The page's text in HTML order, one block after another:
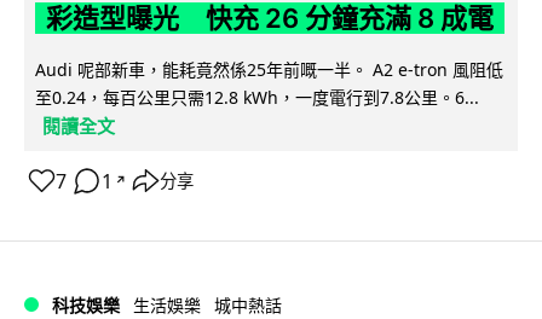
彩造型曝光 快充 26 分鐘充滿 8 成電
Audi 呢部新車，能耗竟然係25年前嘅一半。 A2 e-tron 風阻低
至0.24，每百公里只需12.8 kWh，一度電行到7.8公里。6...
閱讀全文
7 1 ↗ 分享
科技娛樂 生活娛樂 城中熱話